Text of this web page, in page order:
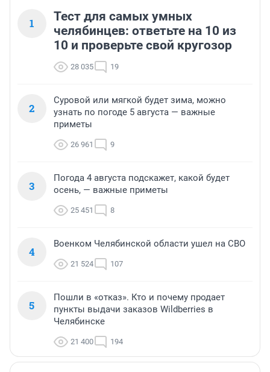
1
Тест для самых умных
челябинцев: ответьте на 10 из
10 и проверьте свой кругозор
28 035 19
2
Суровой или мягкой будет зима, можно
узнать по погоде 5 августа — важные
приметы
26 961 9
3
Погода 4 августа подскажет, какой будет
осень, — важные приметы
25 451 8
4
Военком Челябинской области ушел на СВО
21 524 107
5
Пошли в «отказ». Кто и почему продает
пункты выдачи заказов Wildberries в
Челябинске
21 400 194